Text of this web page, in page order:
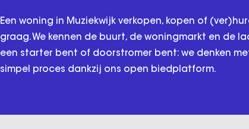
Een woning in Muziekwijk verkopen, kopen of
graag. We kennen de buurt, de woningmarkt en de
een starter bent of doorstromer bent: we denken
simpel proces dankzij ons open biedplatform.